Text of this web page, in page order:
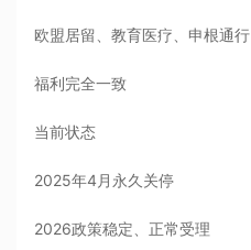
欧盟居留、教育医疗、申根通行
福利完全一致
当前状态
2025年4月永久关停
2026政策稳定、正常受理